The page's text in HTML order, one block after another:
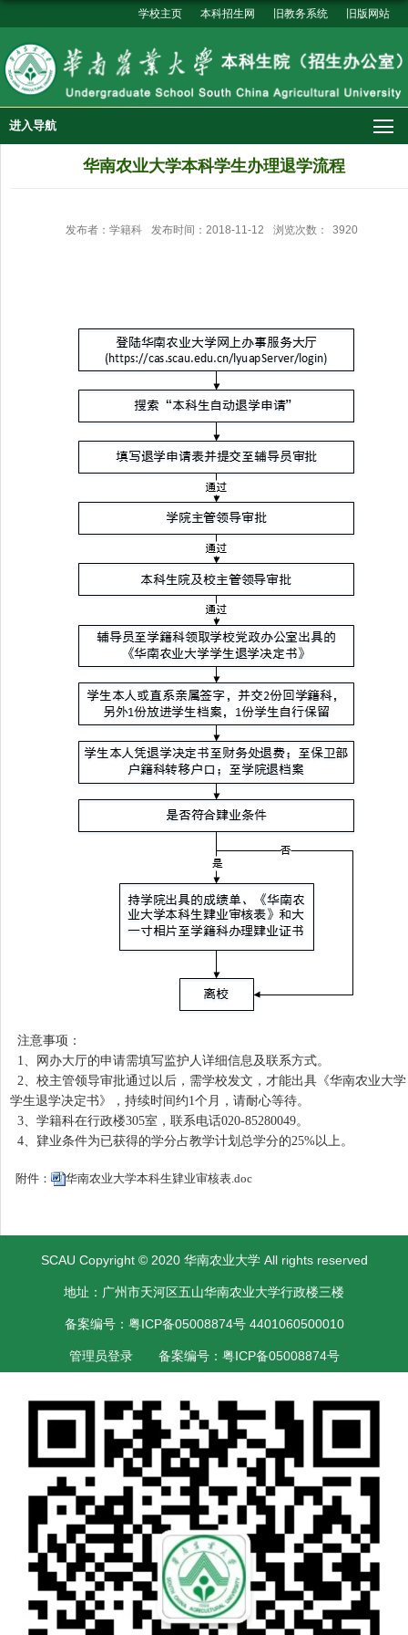
旧版网站
旧教务系统
本科招生网
学校主页
进入导航
华南农业大学本科学生办理退学流程
发布者：学籍科 发布时间：2018-11-12 浏览次数： 3920
注意事项：
1、网办大厅的申请需填写监护人详细信息及联系方式。
2、校主管领导审批通过以后，需学校发文，才能出具《华南农业大学
学生退学决定书》，持续时间约1个月，请耐心等待。
3、学籍科在行政楼305室，联系电话020-85280049。
4、肄业条件为已获得的学分占教学计划总学分的25%以上。
附件： 华南农业大学本科生肄业审核表.doc
SCAU Copyright © 2020 华南农业大学 All rights reserved
地址：广州市天河区五山华南农业大学行政楼三楼
备案编号：粤ICP备05008874号 4401060500010
管理员登录 备案编号：粤ICP备05008874号